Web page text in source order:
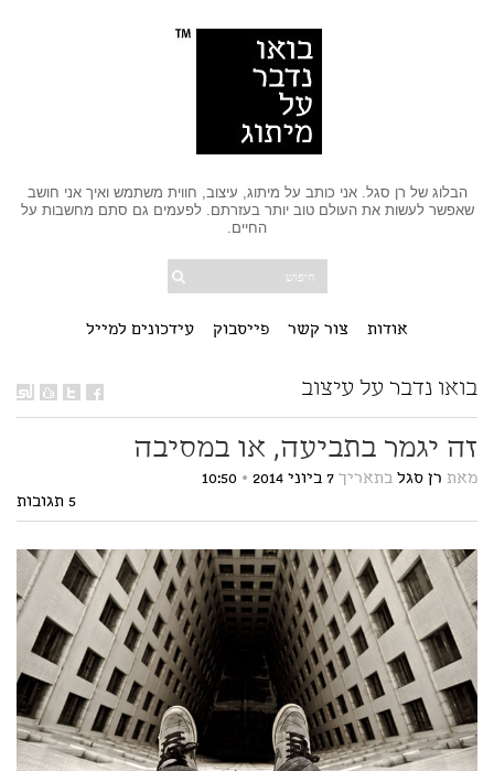
הבלוג של רן סגל. אני כותב על מיתוג, עיצוב, חווית משתמש ואיך אני חושב
שאפשר לעשות את העולם טוב יותר בעזרתם. לפעמים גם סתם מחשבות על
החיים.
אודות צור קשר פייסבוק עידכונים למייל
בואו נדבר על עיצוב
זה יגמר בתביעה, או במסיבה
מאת רן סגל בתאריך 7 ביוני 2014 •
10:50
5 תגובות